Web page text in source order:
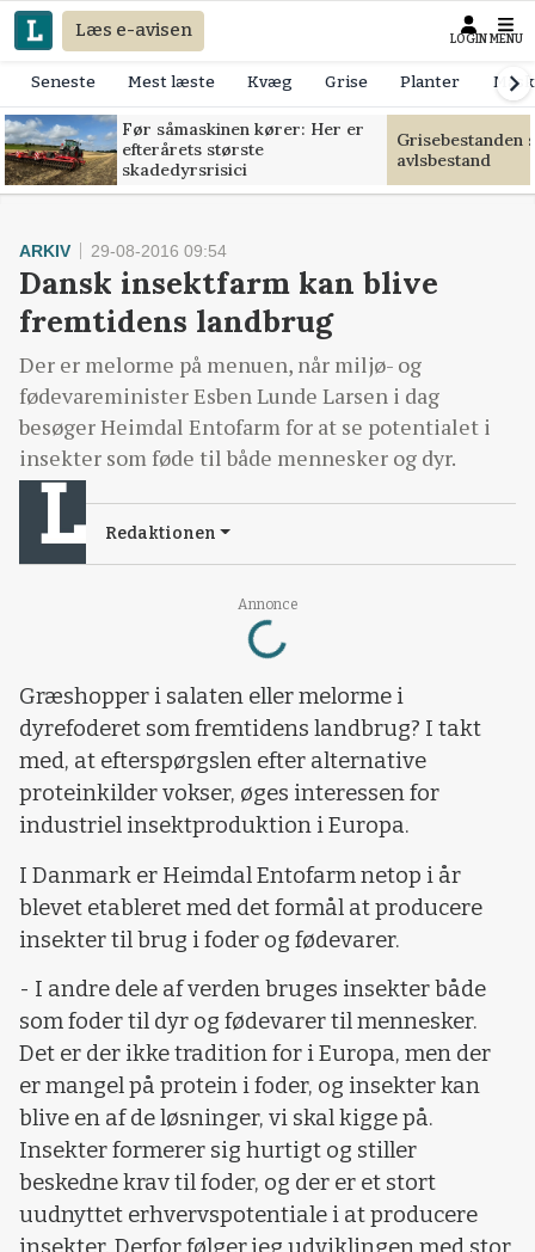
Læs e-avisen LOGIN MENU
Seneste Mest læste Kvæg Grise Planter
Før såmaskinen kører: Her er
efterårets største
skadedyrsrisici
Grisebestanden
avlsbestand
Annonce
Loading...
ARKIV 29-08-2016 09:54
Dansk insektfarm kan blive
fremtidens landbrug
Der er melorme på menuen, når miljø- og
fødevareminister Esben Lunde Larsen i dag
besøger Heimdal Entofarm for at se potentialet i
insekter som føde til både mennesker og dyr.
Redaktionen
Græshopper i salaten eller melorme i
dyrefoderet som fremtidens landbrug? I takt
med, at efterspørgslen efter alternative
proteinkilder vokser, øges interessen for
industriel insektproduktion i Europa.
I Danmark er Heimdal Entofarm netop i år
blevet etableret med det formål at producere
insekter til brug i foder og fødevarer.
- I andre dele af verden bruges insekter både
som foder til dyr og fødevarer til mennesker.
Det er der ikke tradition for i Europa, men der
er mangel på protein i foder, og insekter kan
blive en af de løsninger, vi skal kigge på.
Insekter formerer sig hurtigt og stiller
beskedne krav til foder, og der er et stort
uudnyttet erhvervspotentiale i at producere